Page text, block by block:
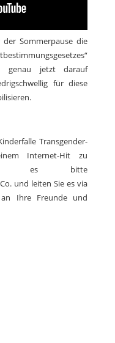
Sommerpause die
genau jetzt darauf
für diese
Transgender-
Internet-Hit zu
es bitte
und leiten Sie es via
Ihre Freunde und